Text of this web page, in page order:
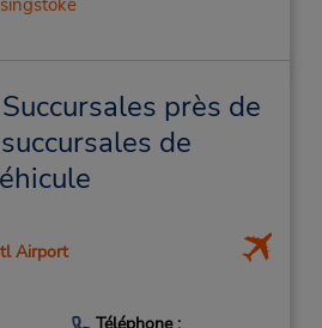
près de
de
Airport